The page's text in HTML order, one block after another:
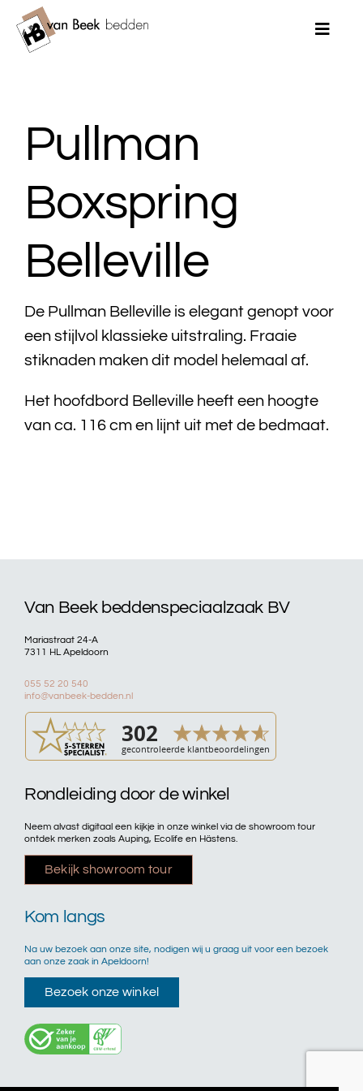
naar
Toggle
Merken
Matrassen
Topmatrassen
Dekbedden
Kussens
Bedtextiel
Pullman
Boxspring
Belleville
De Pullman Belleville is elegant genopt voor
een stijlvol klassieke uitstraling. Fraaie
stiknaden maken dit model helemaal af.
Het hoofdbord Belleville heeft een hoogte
van ca. 116 cm en lijnt uit met de bedmaat.
Van Beek beddenspeciaalzaak BV
Mariastraat 24-A
7311 HL Apeldoorn
055 52 20 540
info@vanbeek-bedden.nl
Rondleiding door de winkel
Neem alvast digitaal een kijkje in onze winkel via de showroom tour
ontdek merken zoals Auping, Ecolife en Hästens.
Bekijk showroom tour
Kom langs
Na uw bezoek aan onze site, nodigen wij u graag uit voor een bezoek
aan onze zaak in Apeldoorn!
Bezoek onze winkel